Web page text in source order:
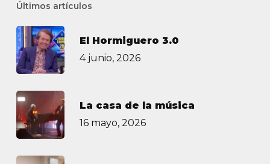
Últimos artículos
El Hormiguero 3.0
4 junio, 2026
La casa de la música
16 mayo, 2026